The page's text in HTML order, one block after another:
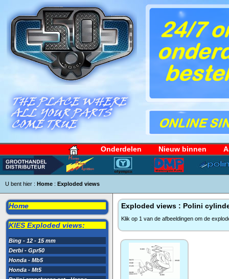
Onderdelen Nieuw binnen
U bent hier : Home : Exploded views
Home
KIES Exploded views:
Bing - 12 - 15 mm
Derbi - Gpr50
Honda - Mb5
Honda - Mt5
Exploded views : Polini
Klik op 1 van de afbeeldingen om de